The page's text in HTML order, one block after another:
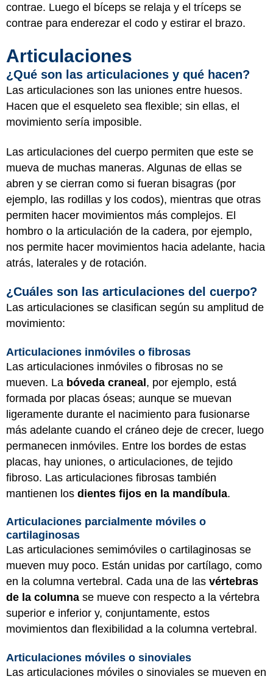
contrae. Luego el bíceps se relaja y el tríceps se
contrae para enderezar el codo y estirar el brazo.
Articulaciones
¿Qué son las articulaciones y qué hacen?
Las articulaciones son las uniones entre huesos.
Hacen que el esqueleto sea flexible; sin ellas, el
movimiento sería imposible.
Las articulaciones del cuerpo permiten que este se
mueva de muchas maneras. Algunas de ellas se
abren y se cierran como si fueran bisagras (por
ejemplo, las rodillas y los codos), mientras que otras
permiten hacer movimientos más complejos. El
hombro o la articulación de la cadera, por ejemplo,
nos permite hacer movimientos hacia adelante, hacia
atrás, laterales y de rotación.
¿Cuáles son las articulaciones del cuerpo?
Las articulaciones se clasifican según su amplitud de
movimiento:
Articulaciones inmóviles o fibrosas
Las articulaciones inmóviles o fibrosas no se
mueven. La bóveda craneal, por ejemplo, está
formada por placas óseas; aunque se muevan
ligeramente durante el nacimiento para fusionarse
más adelante cuando el cráneo deje de crecer, luego
permanecen inmóviles. Entre los bordes de estas
placas, hay uniones, o articulaciones, de tejido
fibroso. Las articulaciones fibrosas también
mantienen los dientes fijos en la mandíbula.
Articulaciones parcialmente móviles o
cartilaginosas
Las articulaciones semimóviles o cartilaginosas se
mueven muy poco. Están unidas por cartílago, como
en la columna vertebral. Cada una de las vértebras
de la columna se mueve con respecto a la vértebra
superior e inferior y, conjuntamente, estos
movimientos dan flexibilidad a la columna vertebral.
Articulaciones móviles o sinoviales
Las articulaciones móviles o sinoviales se mueven en